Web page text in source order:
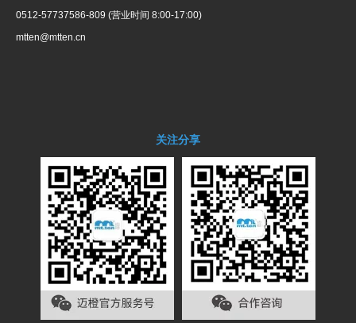
0512-57737586-809 (营业时间 8:00-17:00)
mtten@mtten.cn
关注分享